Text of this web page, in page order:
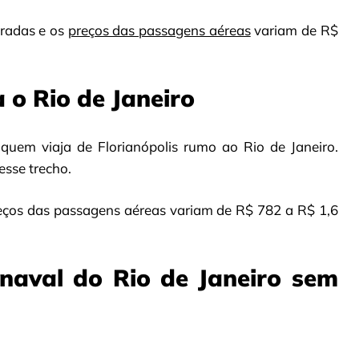
e os preços das passagens aéreasvariam de R$
Rio de Janeiro
viaja de Florianópolis rumo ao Rio de Janeiro.
trecho.
das passagens aéreas variam de R$ 782 a R$ 1,6
do Rio de Janeiro sem